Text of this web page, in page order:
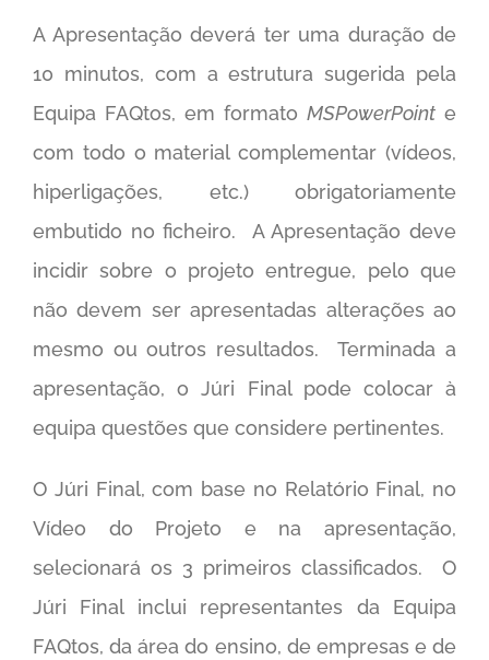
A Apresentação deverá ter uma duração de
10 minutos, com a estrutura sugerida pela
Equipa FAQtos, em formato MSPowerPoint e
com todo o material complementar (vídeos,
hiperligações, etc.) obrigatoriamente
embutido no ficheiro. A Apresentação deve
incidir sobre o projeto entregue, pelo que
não devem ser apresentadas alterações ao
mesmo ou outros resultados. Terminada a
apresentação, o Júri Final pode colocar à
equipa questões que considere pertinentes.
O Júri Final, com base no Relatório Final, no
Vídeo do Projeto e na apresentação,
selecionará os 3 primeiros classificados. O
Júri Final inclui representantes da Equipa
FAQtos, da área do ensino, de empresas e de